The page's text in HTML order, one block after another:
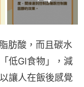
肪酸，而且碳水
低GI食物」，減
讓人在飯後感覺